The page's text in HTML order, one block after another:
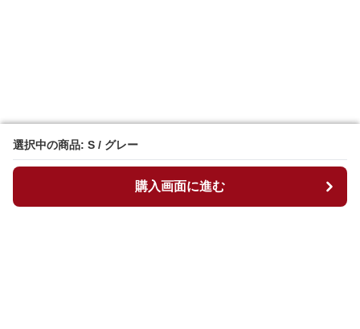
選択中の商品: S / グレー
購入画面に進む
選択中の商品: S / グレー
購入画面に進む